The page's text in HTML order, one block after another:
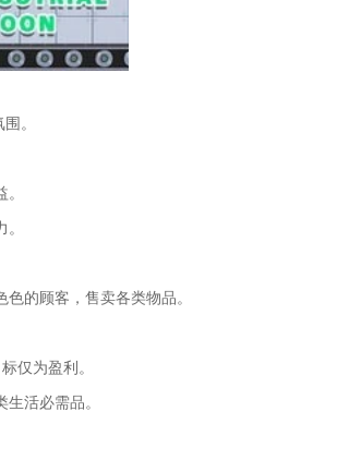
。
的顾客，售卖各类物品。
仅为盈利。
活必需品。